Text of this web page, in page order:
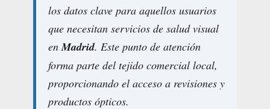
los datos clave para aquellos usuarios
que necesitan servicios de salud visual
enMadrid. Este punto de atención
forma parte del tejido comercial local,
proporcionando el acceso a revisiones y
productos ópticos.